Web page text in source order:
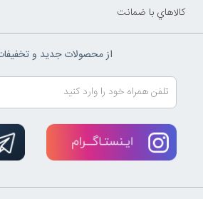
کالاهاي با ضمانت
از محصولات جدید و